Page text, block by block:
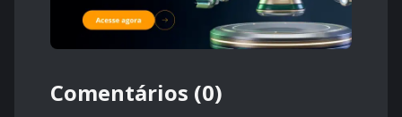
Comentários (0)